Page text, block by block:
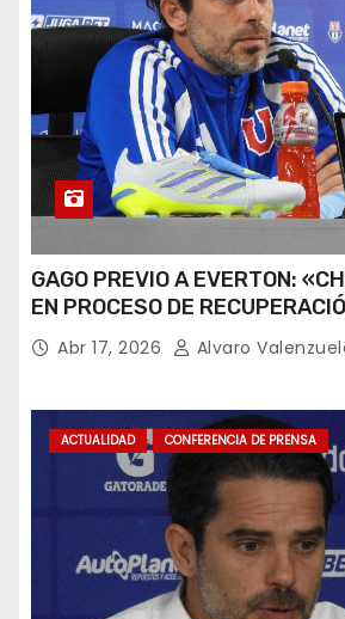
GAGO PREVIO A EVERTON:
EN PROCESO DE
Abr 17, 2026 Alvaro
ACTUALIDAD CONFERENCIA DE PRENSA